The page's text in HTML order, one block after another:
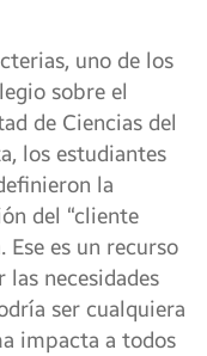
uno de los
sobre el
de Ciencias del
los estudiantes
la
del “cliente
Ese es un recurso
necesidades
ser cualquiera
impacta a todos